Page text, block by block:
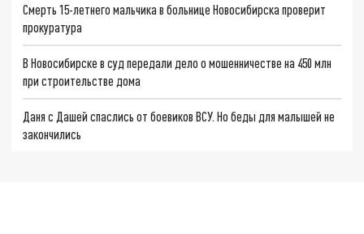
Смерть 15-летнего мальчика в больнице Новосибирска проверит
прокуратура
В Новосибирске в суд передали дело о мошенничестве на 450 млн
при строительстве дома
Даня с Дашей спаслись от боевиков ВСУ. Но беды для малышей не
закончились